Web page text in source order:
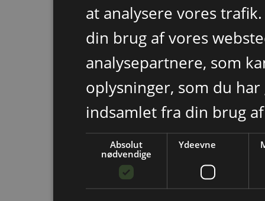
at analysere vores
din brug af vores
analysepartnere, som
oplysninger, som du
indsamlet fra din brug
Absolut
nødvendige
Ydeevne